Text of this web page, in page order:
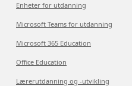
Enheter for utdanning
Microsoft Teams for utdanning
Microsoft 365 Education
Office Education
Lærerutdanning og -utvikling